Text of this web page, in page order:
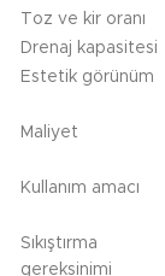
Toz ve kir oranı
Drenaj kapasitesi
Estetik görünüm
Maliyet
Kullanım amacı
Sıkıştırma
gereksinimi